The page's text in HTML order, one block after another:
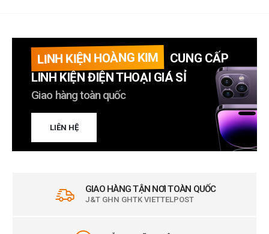
LINH KIỆN HOÀNG KIM
CUNG CẤP
LINH KIỆN ĐIỆN THOẠI GIÁ SỈ
Giao hàng toàn quốc
LIÊN HỆ
GIAO HÀNG TẬN NƠI TOÀN QUỐC
J&T GHN GHTK VIETTELPOST